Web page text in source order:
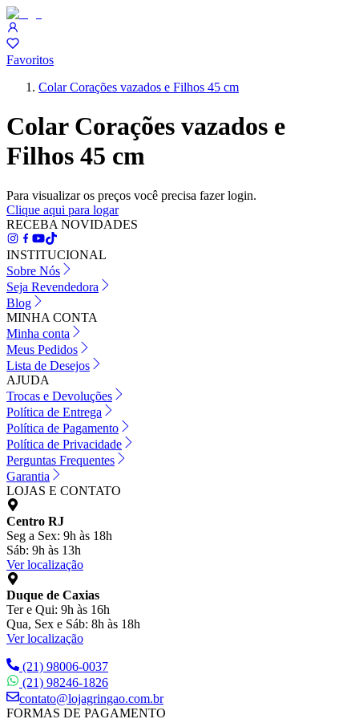
Favoritos
Colar Corações vazados e Filhos 45 cm
Colar Corações vazados e
Filhos 45 cm
Para visualizar os preços você precisa fazer login.
Clique aqui para logar
RECEBA NOVIDADES
INSTITUCIONAL
Sobre Nós
Seja Revendedora
Blog
MINHA CONTA
Minha conta
Meus Pedidos
Lista de Desejos
AJUDA
Trocas e Devoluções
Política de Entrega
Política de Pagamento
Política de Privacidade
Perguntas Frequentes
Garantia
LOJAS E CONTATO
Centro RJ
Seg a Sex: 9h às 18h
Sáb: 9h às 13h
Ver localização
Duque de Caxias
Ter e Qui: 9h às 16h
Qua, Sex e Sáb: 8h às 18h
Ver localização
(21) 98006-0037
(21) 98246-1826
contato@lojagringao.com.br
FORMAS DE PAGAMENTO